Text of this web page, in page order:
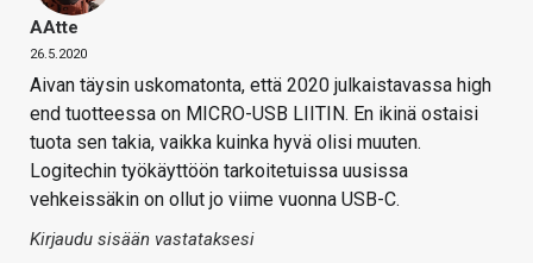
AAtte
26.5.2020
Aivan täysin uskomatonta, että 2020 julkaistavassa high
end tuotteessa on MICRO-USB LIITIN. En ikinä ostaisi
tuota sen takia, vaikka kuinka hyvä olisi muuten.
Logitechin työkäyttöön tarkoitetuissa uusissa
vehkeissäkin on ollut jo viime vuonna USB-C.
Kirjaudu sisään vastataksesi